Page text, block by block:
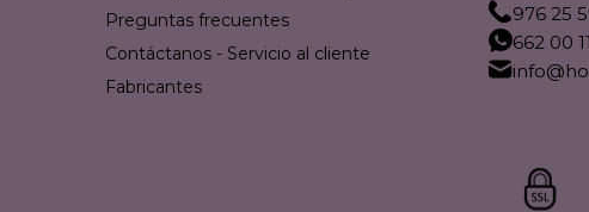
Preguntas frecuentes
Contáctanos - Servicio al cliente
Fabricantes
976 25
662 00